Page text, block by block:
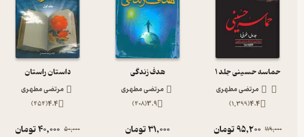
حماسه حسینی جلد 1
مرتضی مطهری
4.4
(
1,399
)
119,000
95,200تومان
هدف زندگی
مرتضی مطهری
3.9
(
408
)
31,000تومان
داستان راستان
مرتضی مطهری
4.4
(
454
)
50,000
40,000تومان